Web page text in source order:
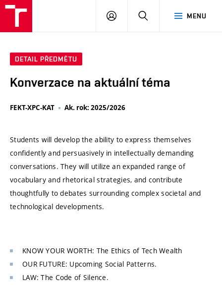
MENU
PŘIHLÁSIT
DETAIL PŘEDMĚTU
Konverzace na aktuální téma
FEKT-XPC-KAT Ak. rok: 2025/2026
Students will develop the ability to express themselves
confidently and persuasively in intellectually demanding
conversations. They will utilize an expanded range of
vocabulary and rhetorical strategies, and contribute
thoughtfully to debates surrounding complex societal and
technological developments.
KNOW YOUR WORTH: The Ethics of Tech Wealth
OUR FUTURE: Upcoming Social Patterns.
LAW: The Code of Silence.